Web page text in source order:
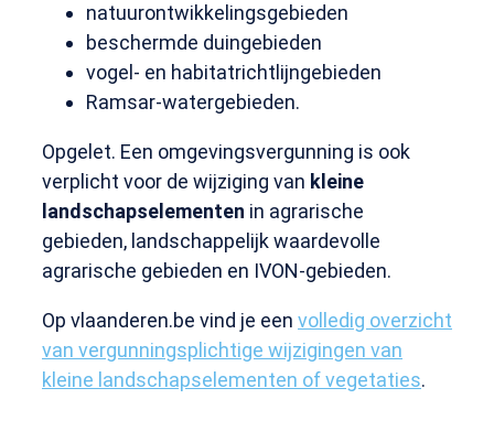
natuurontwikkelingsgebieden
beschermde duingebieden
vogel- en habitatrichtlijngebieden
Ramsar-watergebieden.
Opgelet. Een omgevingsvergunning is ook
verplicht voor de wijziging van kleine
landschapselementen in agrarische
gebieden, landschappelijk waardevolle
agrarische gebieden en IVON-gebieden.
Op vlaanderen.be vind je een volledig overzicht
van vergunningsplichtige wijzigingen van
kleine landschapselementen of vegetaties.